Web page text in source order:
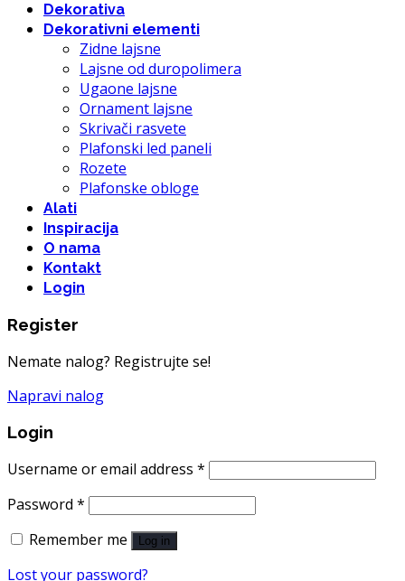
Dekorativa
Dekorativni elementi
Zidne lajsne
Lajsne od duropolimera
Ugaone lajsne
Ornament lajsne
Skrivači rasvete
Plafonski led paneli
Rozete
Plafonske obloge
Alati
Inspiracija
O nama
Kontakt
Login
Register
Nemate nalog? Registrujte se!
Napravi nalog
Login
Username or email address *
Password *
Remember me
Log in
Lost your password?